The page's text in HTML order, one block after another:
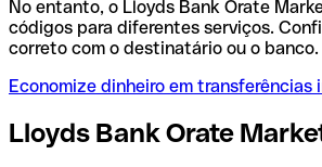
No entanto, o Lloyds Bank Orate
códigos para diferentes serviços.
correto com o destinatário ou o banco.
Economize dinheiro em transferências
Lloyds Bank Orate